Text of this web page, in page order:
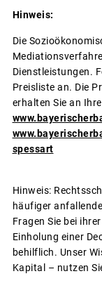
Hinweis:
Die
Dienstleistungen.
Preisliste an. Die
erhalten Sie an
spessart
Hinweis:
häufiger
Fragen Sie bei
Einholung einer
behilflich. Unser
Kapital – nutzen